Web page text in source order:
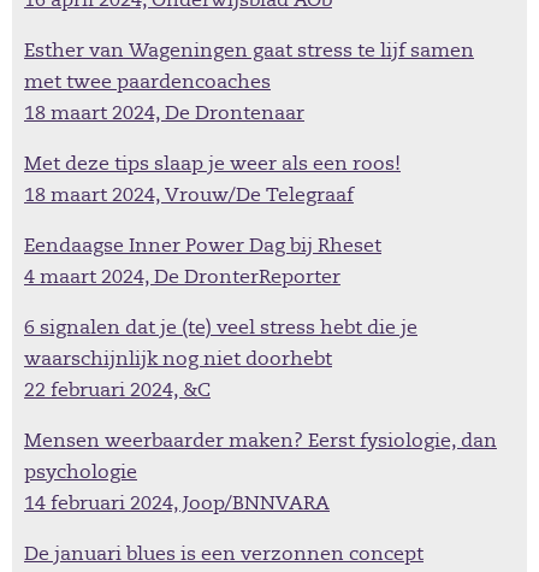
Esther van Wageningen gaat stress te lijf samen
met twee paardencoaches
18 maart 2024, De Drontenaar
Met deze tips slaap je weer als een roos!
18 maart 2024, Vrouw/De Telegraaf
Eendaagse Inner Power Dag bij Rheset
4 maart 2024, De DronterReporter
6 signalen dat je (te) veel stress hebt die je
waarschijnlijk nog niet doorhebt
22 februari 2024, &C
Mensen weerbaarder maken? Eerst fysiologie, dan
psychologie
14 februari 2024, Joop/BNNVARA
De januari blues is een verzonnen concept